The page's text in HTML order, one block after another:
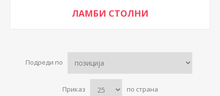
ЛАМБИ СТОЛНИ
Подреди по
Приказ по страна